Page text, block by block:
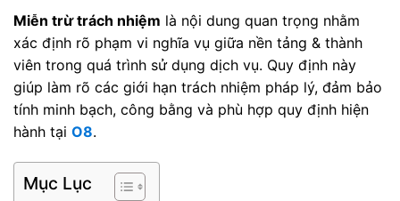
Miễn trừ trách nhiệm là nội dung quan trọng nhằm
xác định rõ phạm vi nghĩa vụ giữa nền tảng & thành
viên trong quá trình sử dụng dịch vụ. Quy định này
giúp làm rõ các giới hạn trách nhiệm pháp lý, đảm bảo
tính minh bạch, công bằng và phù hợp quy định hiện
hành tại O8.
Mục Lục